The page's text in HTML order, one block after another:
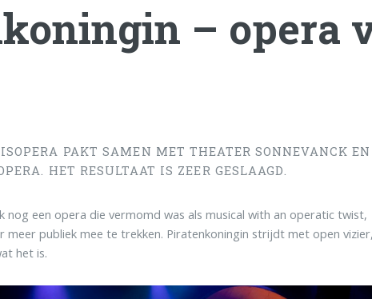
– opera
PAKT SAMEN MET THEATER SONNEVANCK
HET RESULTAAT IS ZEER GESLAAGD.
nog een opera die vermomd was als musical with an operatic twist,
meer publiek mee te trekken. Piratenkoningin strijdt met open vizier,
het is.